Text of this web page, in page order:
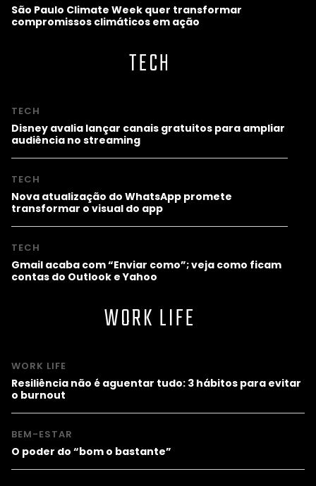
São Paulo Climate Week quer transformar
compromissos climáticos em ação
TECH
TECH
Disney avalia lançar canais gratuitos para ampliar
audiência no streaming
TECH
Nova atualização do WhatsApp promete
transformar o visual do app
TECH
Gmail acaba com “Enviar como”; veja como ficam
contas do Outlook e Yahoo
WORK LIFE
WORK LIFE
Resiliência não é aguentar tudo: 3 hábitos para evitar
o burnout
BEM-ESTAR
O poder do “bom o bastante”